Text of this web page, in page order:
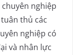
nghiệp
thủ các
nghiệp có
và nhân lực